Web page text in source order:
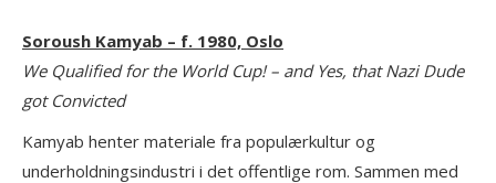
Soroush Kamyab – f. 1980, Oslo
We Qualified for the World Cup! – and Yes, that Nazi Dude
got Convicted
Kamyab henter materiale fra populærkultur og
underholdningsindustri i det offentlige rom. Sammen med